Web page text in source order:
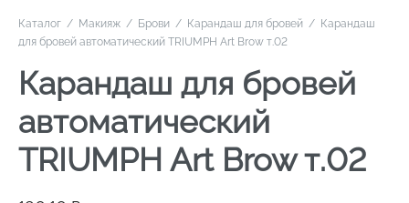
Каталог / Макияж / Брови / Карандаш для бровей / Карандаш
для бровей автоматический TRIUMPH Art Brow т.02
Карандаш для бровей
автоматический
TRIUMPH Art Brow т.02